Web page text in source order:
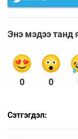
Энэ мэдээ танд
0 0
Сэтгэгдэл: